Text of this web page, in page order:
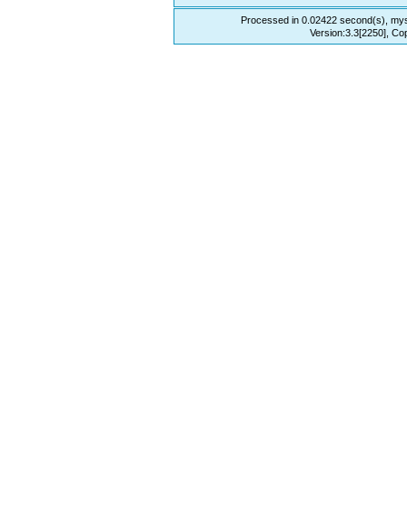
Processed in 0.02422 second(s),
Version:3.3[2250],